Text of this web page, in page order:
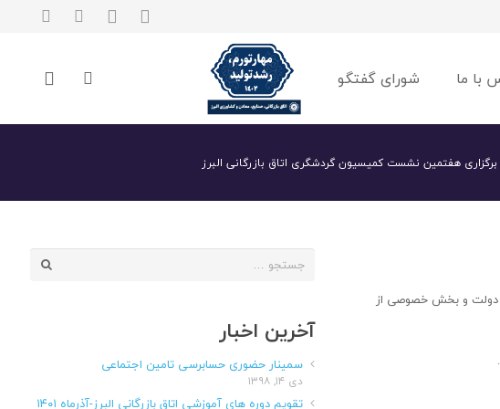
با ما شورای گفتگو
برگزاری هفتمین نشست کمیسیون گردشگری اتاق بازرگانی البرز
دولت و بخش خصوصی از
جستجو
آخرین اخبار
سمینار حضوری حسابرسی تامین اجتماعی
دی ۱۴, ۱۳۹۸
تقویم دوره های آموزشی اتاق بازرگانی البرز-آذرماه ۱۴۰۱